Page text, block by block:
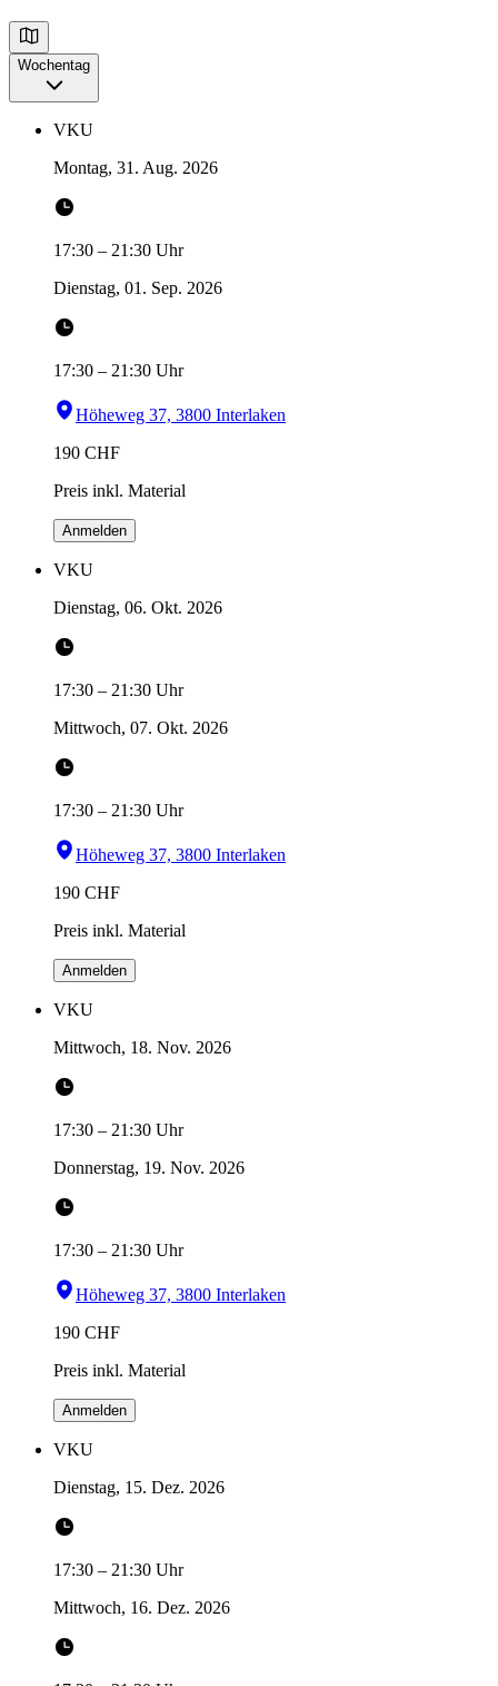
Wochentag
VKU
Montag, 31. Aug. 2026
17:30 – 21:30 Uhr
Dienstag, 01. Sep. 2026
17:30 – 21:30 Uhr
Höheweg 37, 3800 Interlaken
190 CHF
Preis inkl. Material
Anmelden
VKU
Dienstag, 06. Okt. 2026
17:30 – 21:30 Uhr
Mittwoch, 07. Okt. 2026
17:30 – 21:30 Uhr
Höheweg 37, 3800 Interlaken
190 CHF
Preis inkl. Material
Anmelden
VKU
Mittwoch, 18. Nov. 2026
17:30 – 21:30 Uhr
Donnerstag, 19. Nov. 2026
17:30 – 21:30 Uhr
Höheweg 37, 3800 Interlaken
190 CHF
Preis inkl. Material
Anmelden
VKU
Dienstag, 15. Dez. 2026
17:30 – 21:30 Uhr
Mittwoch, 16. Dez. 2026